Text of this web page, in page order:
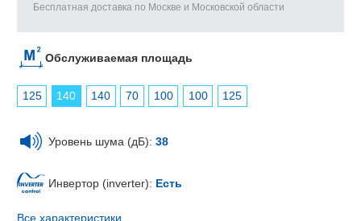
Бесплатная доставка по Москве и Московской области
Обслуживаемая площадь
125 140 140 70 100 100 125
Уровень шума (дБ): 38
Инвертор (inverter): Есть
Все характеристики